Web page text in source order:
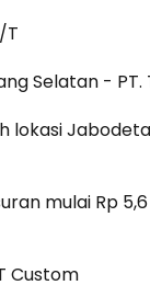
T
Selatan - PT.
lokasi
mulai Rp
Custom